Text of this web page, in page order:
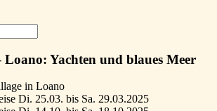
Yachten und blaues Meer
in Loano
Di. 25.03. bis Sa. 29.03.2025